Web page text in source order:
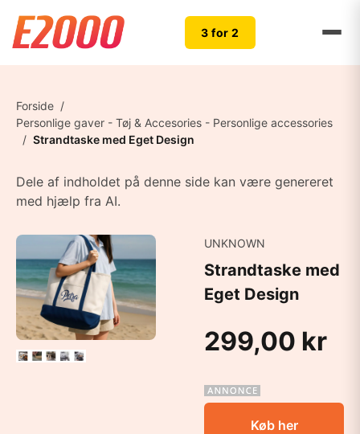
3 for 2
Forside /
Personlige gaver - Tøj & Accesories - Personlige accessories
/ Strandtaske med Eget Design
Dele af indholdet på denne side kan være genereret
med hjælp fra AI.
UNKNOWN
Strandtaske med
Eget Design
299,00 kr
Køb her